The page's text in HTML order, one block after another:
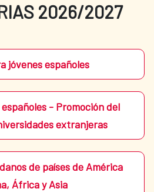
2026/2027
jóvenes españoles
- Promoción del
extranjeras
de países de América
África y Asia